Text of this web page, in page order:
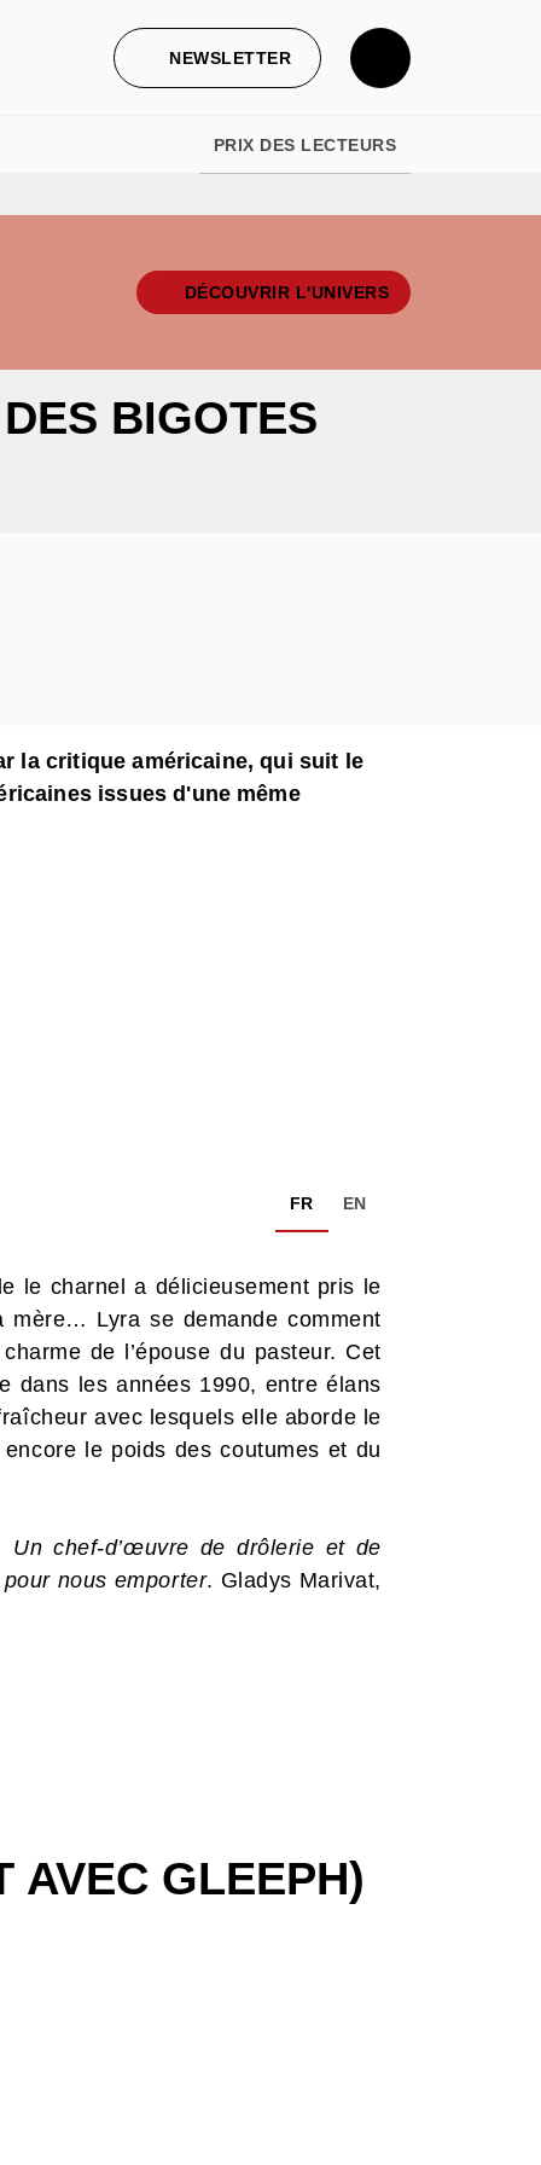
NEWSLETTER
PRIX DES LECTEURS
DÉCOUVRIR L'UNIVERS
BIGOTES
la critique américaine, qui suit le
issues d'une même
FR EN
le charnel a délicieusement pris le
mère… Lyra se demande comment
de l’épouse du pasteur. Cet
dans les années 1990, entre élans
avec lesquels elle aborde le
le poids des coutumes et du
chef-d’œuvre de drôlerie et de
nous emporter. Gladys Marivat,
AVEC GLEEPH)